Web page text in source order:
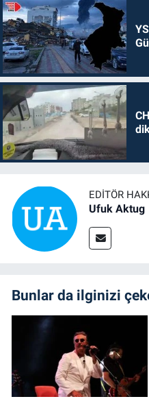
EDITÖR
Ufuk Aktug
Bunlar da ilginizi